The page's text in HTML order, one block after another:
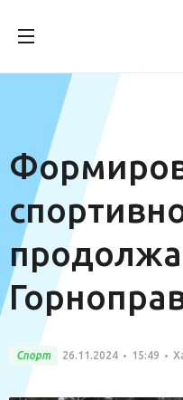
Спорт 26.11.2024 15:49